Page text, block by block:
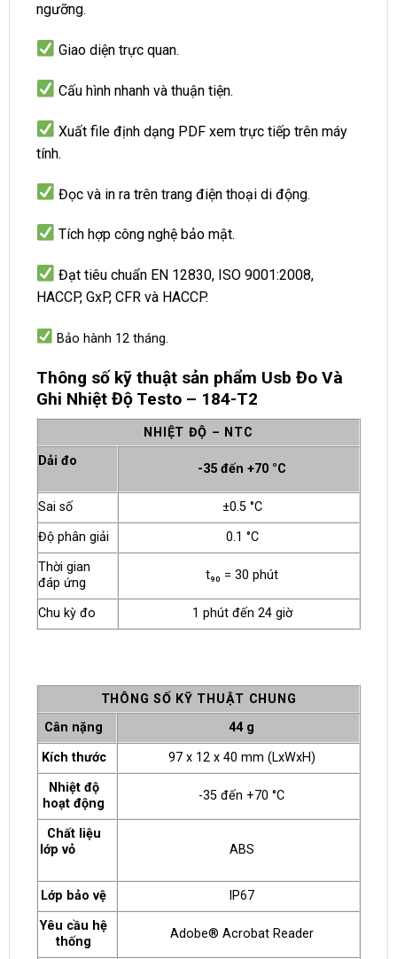
ngưỡng.
Giao diện trực quan.
Cấu hình nhanh và thuận tiện.
Xuất file định dạng PDF xem trực tiếp trên máy
tính.
Đọc và in ra trên trang điện thoại di động.
Tích hợp công nghệ bảo mật.
Đạt tiêu chuẩn EN 12830, ISO 9001:2008,
HACCP, GxP, CFR và HACCP.
Bảo hành 12 tháng.
Thông số kỹ thuật sản phẩm Usb Đo Và
Ghi Nhiệt Độ Testo – 184-T2
NHIỆT ĐỘ – NTC
Dải đo
-35 đến +70 °C
Sai số
±0.5 °C
Độ phân giải
0.1 °C
Thời gian
đáp ứng
t₉₀ = 30 phút
Chu kỳ đo 1 phút đến 24 giờ
THÔNG SỐ KỸ THUẬT CHUNG
Cân nặng
44 g
Kích thước
97 x 12 x 40 mm (LxWxH)
Nhiệt độ
hoạt động
-35 đến +70 °C
Chất liệu
lớp vỏ
ABS
Lớp bảo vệ
IP67
Yêu cầu hệ
thống
Adobe® Acrobat Reader